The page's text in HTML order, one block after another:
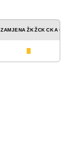
ZAMJENA ŽKŽCK CKA